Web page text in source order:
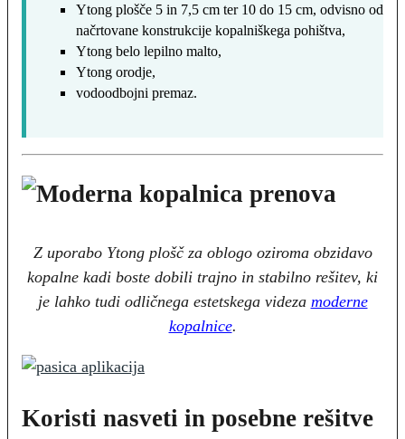
Ytong plošče 5 in 7,5 cm ter 10 do 15 cm, odvisno od
načrtovane konstrukcije kopalniškega pohištva,
Ytong belo lepilno malto,
Ytong orodje,
vodoodbojni premaz.
Z uporabo Ytong plošč za oblogo oziroma obzidavo
kopalne kadi boste dobili trajno in stabilno rešitev, ki
je lahko tudi odličnega estetskega videza moderne
kopalnice.
Koristi nasveti in posebne rešitve